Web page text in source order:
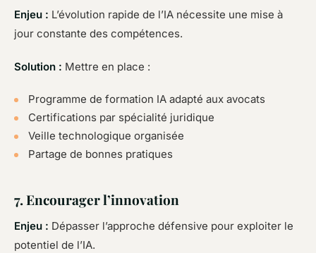
Enjeu : L’évolution rapide de l’IA nécessite une mise à
jour constante des compétences.
Solution : Mettre en place :
Programme de formation IA adapté aux avocats
Certifications par spécialité juridique
Veille technologique organisée
Partage de bonnes pratiques
7. Encourager l’innovation
Enjeu : Dépasser l’approche défensive pour exploiter le
potentiel de l’IA.